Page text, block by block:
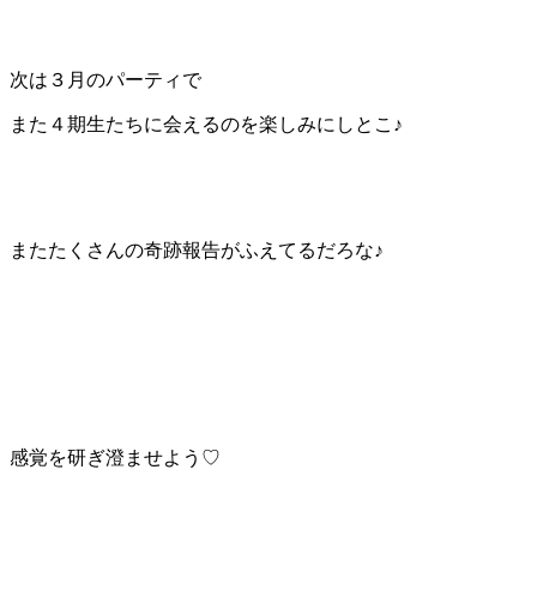
次は３月のパーティで
また４期生たちに会えるのを楽しみにしとこ♪
またたくさんの奇跡報告がふえてるだろな♪
感覚を研ぎ澄ませよう♡